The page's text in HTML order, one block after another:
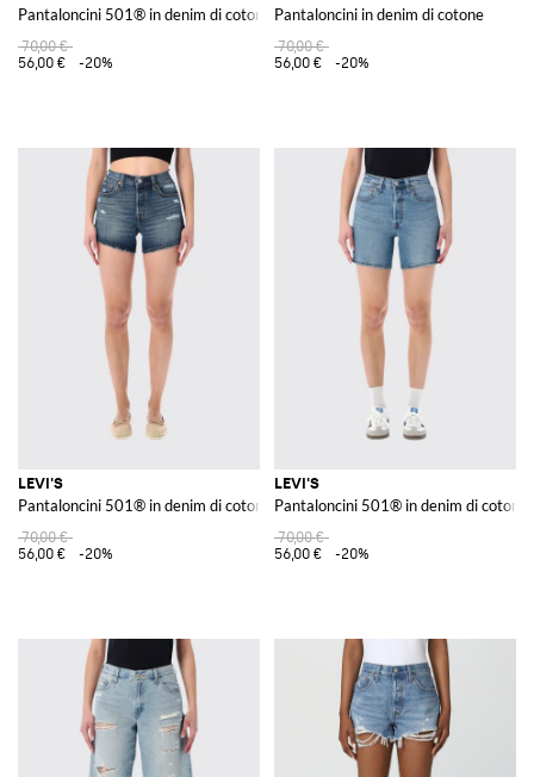
Pantaloncini 501® in denim di cotone
70,00 €
56,00 €
-20%
Pantaloncini in denim di cotone
70,00 €
56,00 €
-20%
LEVI'S
Pantaloncini 501® in denim di cotone
70,00 €
56,00 €
-20%
LEVI'S
Pantaloncini 501® in denim di cotone
70,00 €
56,00 €
-20%